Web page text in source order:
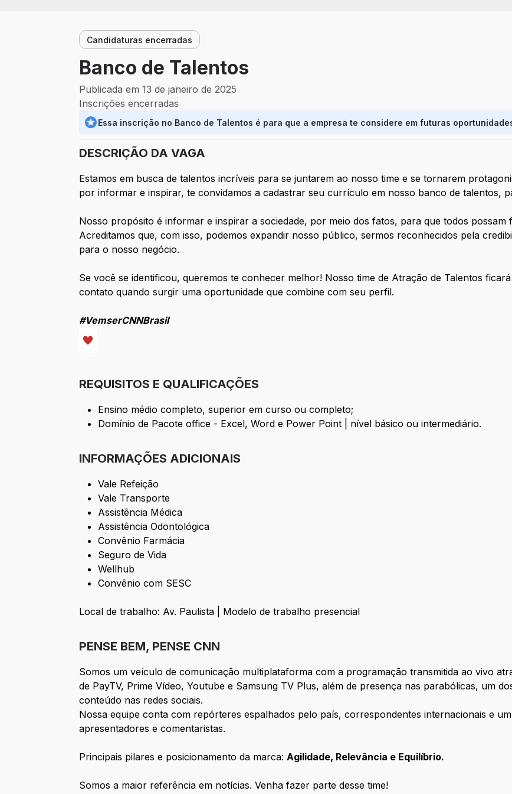
Candidaturas encerradas
Banco de Talentos
Publicada em 13 de janeiro de 2025
Inscrições encerradas
Essa inscrição no Banco de Talentos é para que a empresa te considere em futuras
DESCRIÇÃO DA VAGA
Estamos em busca de talentos incríveis para se juntarem ao nosso time e se tornarem
por informar e inspirar, te convidamos a cadastrar seu currículo em nosso banco de talentos,
Nosso propósito é informar e inspirar a sociedade, por meio dos fatos, para que todos
Acreditamos que, com isso, podemos expandir nosso público, sermos reconhecidos pela
para o nosso negócio.
Se você se identificou, queremos te conhecer melhor! Nosso time de Atração de Talentos
contato quando surgir uma oportunidade que combine com seu perfil.
#VemserCNNBrasil
REQUISITOS E QUALIFICAÇÕES
Ensino médio completo, superior em curso ou completo;
Domínio de Pacote office - Excel, Word e Power Point | nível básico ou intermediário.
INFORMAÇÕES ADICIONAIS
Vale Refeição
Vale Transporte
Assistência Médica
Assistência Odontológica
Convênio Farmácia
Seguro de Vida
Wellhub
Convênio com SESC
Local de trabalho: Av. Paulista | Modelo de trabalho presencial
PENSE BEM, PENSE CNN
Somos um veículo de comunicação multiplataforma com a programação transmitida ao vivo
de PayTV, Prime Vídeo, Youtube e Samsung TV Plus, além de presença nas parabólicas, um
conteúdo nas redes sociais.
Nossa equipe conta com repórteres espalhados pelo país, correspondentes internacionais e
apresentadores e comentaristas.
Principais pilares e posicionamento da marca: Agilidade, Relevância e Equilíbrio.
Somos a maior referência em notícias. Venha fazer parte desse time!